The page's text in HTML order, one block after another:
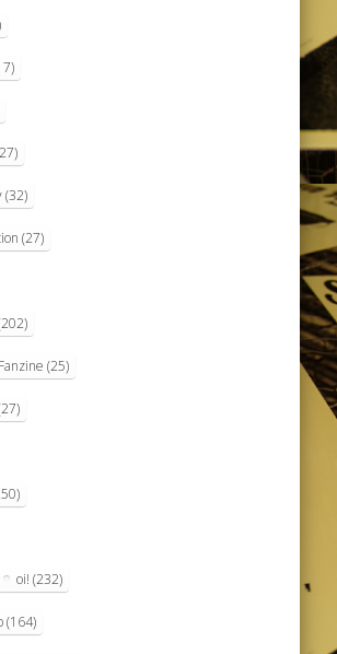
(32)
(27)
(25)
oi! (232)
(164)